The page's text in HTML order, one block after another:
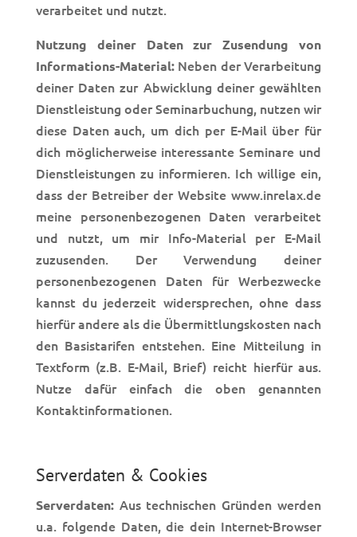
verarbeitet und nutzt.
Nutzung deiner Daten zur Zusendung von
Informations-Material:Neben der Verarbeitung
deiner Daten zur Abwicklung deiner gewählten
Dienstleistung oder Seminarbuchung, nutzen wir
diese Daten auch, um dich per E-Mail über für
dich möglicherweise interessante Seminare und
Dienstleistungen zu informieren. Ich willige ein,
dass der Betreiber der Website www.inrelax.de
meine personenbezogenen Daten verarbeitet
und nutzt, um mir Info-Material per E-Mail
zuzusenden. Der Verwendung deiner
personenbezogenen Daten für Werbezwecke
kannst du jederzeit widersprechen, ohne dass
hierfür andere als die Übermittlungskosten nach
den Basistarifen entstehen. Eine Mitteilung in
Textform (z.B. E-Mail, Brief) reicht hierfür aus.
Nutze dafür einfach die oben genannten
Kontaktinformationen.
Serverdaten & Cookies
Serverdaten:Aus technischen Gründen werden
u.a. folgende Daten, die dein Internet-Browser